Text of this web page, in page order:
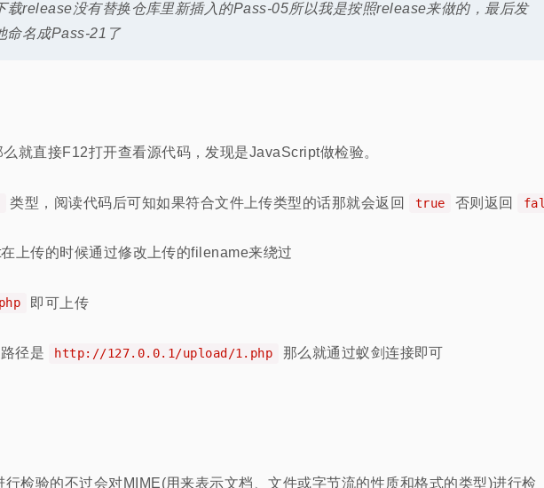
载release没有替换仓库里新插入的Pass-05所以我是按照release来做的，最后发
命名成Pass-21了
就直接F12打开查看源代码，发现是JavaScript做检验。
类型，阅读代码后可知如果符合文件上传类型的话那就会返回 true 否则返回
fal
上传的时候通过修改上传的filename来绕过
php 即可上传
径是 http://127.0.0.1/upload/1.php 那么就通过蚁剑连接即可
检验的不过会对MIME(用来表示文档、文件或字节流的性质和格式的类型)进行检